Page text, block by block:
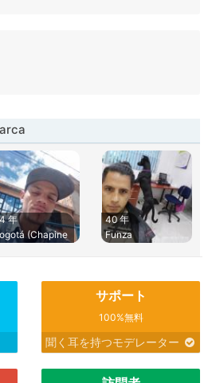
年
(Chapine
40 年
Funza
サポート
100%無料
聞く耳を持つモデレーター